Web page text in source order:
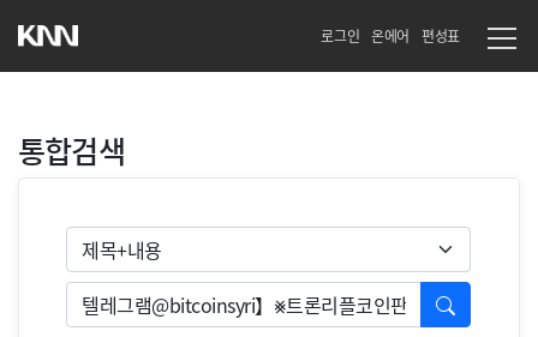
로그인 온에어 편성표
통합검색
검색유형
검색